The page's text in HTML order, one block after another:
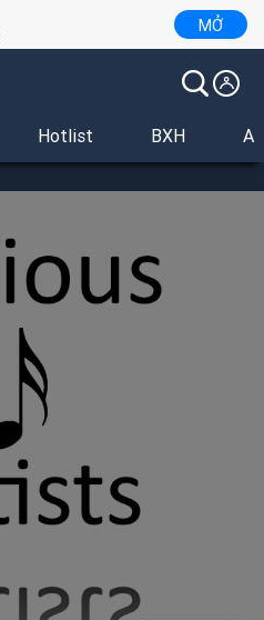
MỞ
Hotlist BXH